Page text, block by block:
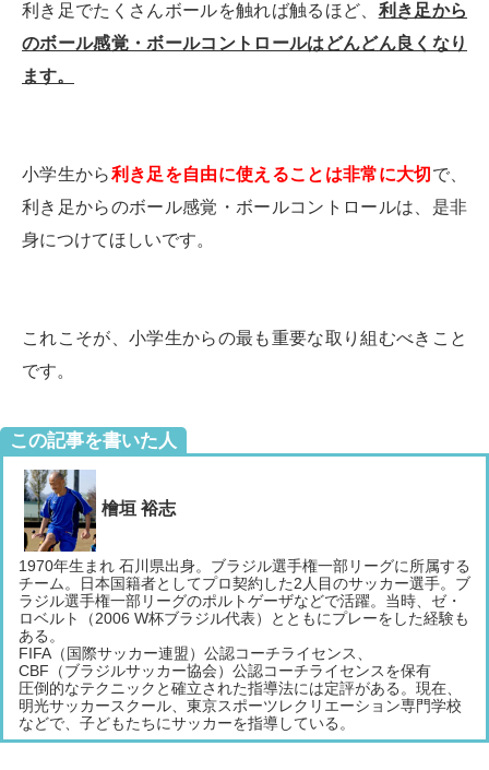
利き足でたくさんボールを触れば触るほど、 利き足から
のボール感覚・ボールコントロールはどんどん良くなり
ます。
小学生から利き足を自由に使えることは非常に大切 で、
利き足からのボール感覚・ボールコントロールは、是非
身につけてほしいです。
これこそが、小学生からの最も重要な取り組むべきこと
です。
この記事を書いた人
檜垣 裕志
1970年生まれ 石川県出身。ブラジル選手権一部リーグに所属する
チーム。日本国籍者としてプロ契約した2人目のサッカー選手。ブ
ラジル選手権一部リーグのポルトゲーザなどで活躍。当時、ゼ・
ロベルト（2006 W杯ブラジル代表）とともにプレーをした経験も
ある。
FIFA（国際サッカー連盟）公認コーチライセンス、
CBF（ブラジルサッカー協会）公認コーチライセンスを保有
圧倒的なテクニックと確立された指導法には定評がある。現在、
明光サッカースクール、東京スポーツレクリエーション専門学校
などで、子どもたちにサッカーを指導している。